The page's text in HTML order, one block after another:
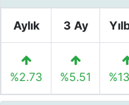
Aylık 3 Ay
%2.73 %5.51